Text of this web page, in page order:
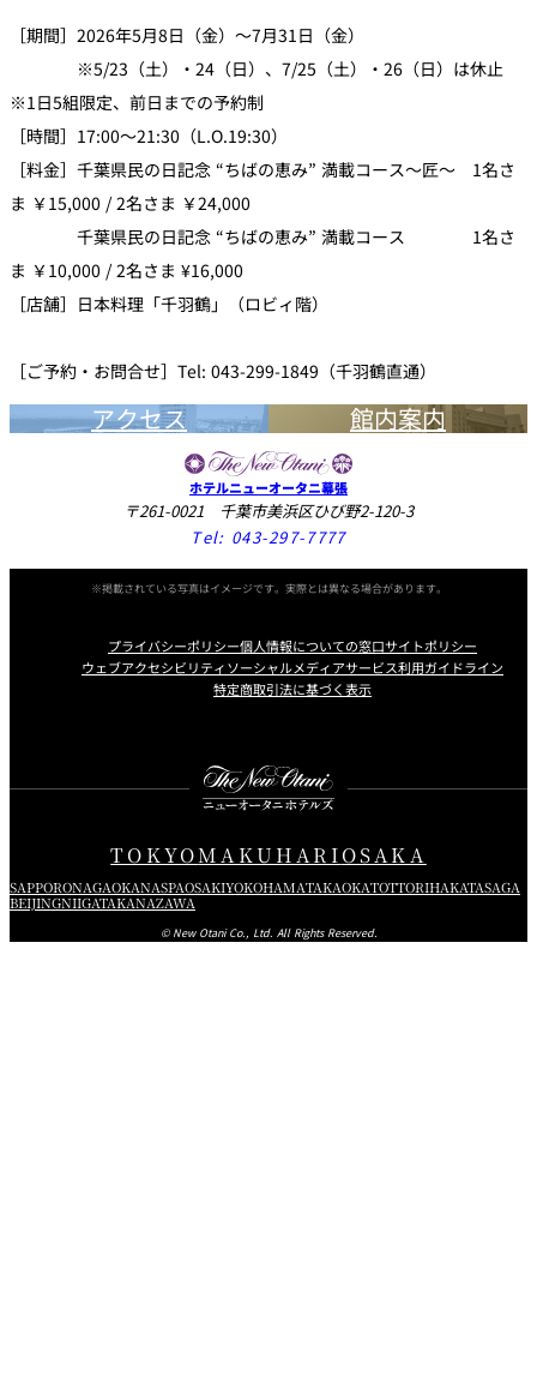
［期間］2026年5月8日（金）～7月31日（金）
※5/23（土）・24（日）、7/25（土）・26（日）は休止
※1日5組限定、前日までの予約制
［時間］17:00～21:30（L.O.19:30）
［料金］千葉県民の日記念 “ちばの恵み” 満載コース～匠～ 1名さ
ま ￥15,000 / 2名さま ￥24,000
千葉県民の日記念 “ちばの恵み” 満載コース 1名さ
ま ￥10,000 / 2名さま ¥16,000
［店舗］日本料理「千羽鶴」（ロビィ階）
［ご予約・お問合せ］Tel: 043-299-1849（千羽鶴直通）
アクセス 館内案内
ホテルニューオータニ幕張
〒261-0021 千葉市美浜区ひび野2-120-3
Tel: 043-297-7777
※掲載されている写真はイメージです。実際とは異なる場合があります。
プライバシーポリシー個人情報についての窓口サイトポリシー
ウェブアクセシビリティソーシャルメディアサービス利用ガイドライン
特定商取引法に基づく表示
TOKYOMAKUHARIOSAKA
SAPPORONAGAOKANASPAOSAKIYOKOHAMATAKAOKATOTTORIHAKATASAGA
BEIJINGNIIGATAKANAZAWA
© New Otani Co., Ltd. All Rights Reserved.